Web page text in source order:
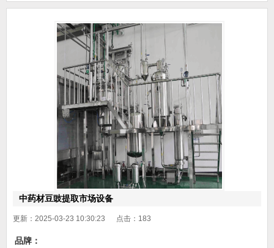
中药材豆豉提取市场设备
更新：2025-03-23 10:30:23 点击： 183
品牌：